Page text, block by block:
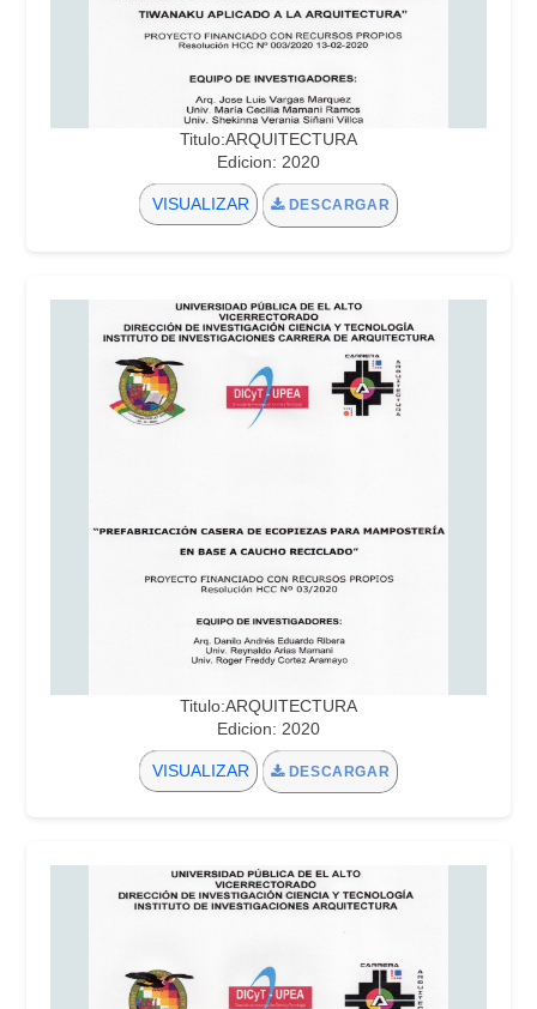
Titulo:ARQUITECTURA
Edicion: 2020
VISUALIZAR DESCARGAR
Titulo:ARQUITECTURA
Edicion: 2020
VISUALIZAR DESCARGAR